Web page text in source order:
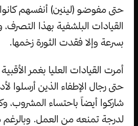
حتى مفوضو (لينين) أنفسهم
القيادات البلشفية بهذا التصرف،
بسرعة وإلا فقدت الثورة زخمها.
أمرت القيادات العليا بغمر الأقبية
حتى رجال الإطفاء الذين أرسلوا
شاركوا أيضاً باحتساء
لدرجة تمنعه من العمل.